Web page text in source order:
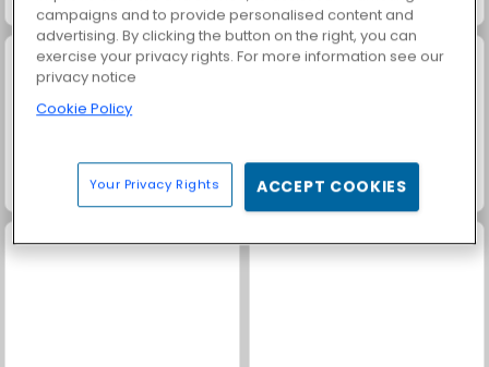
Call of War Heroes of Myths
Jewel Garden Story
campaigns and to provide personalised content and
advertising. By clicking the button on the right, you can
exercise your privacy rights. For more information see our
privacy notice
Cookie Policy
Your Privacy Rights ACCEPT COOKIES